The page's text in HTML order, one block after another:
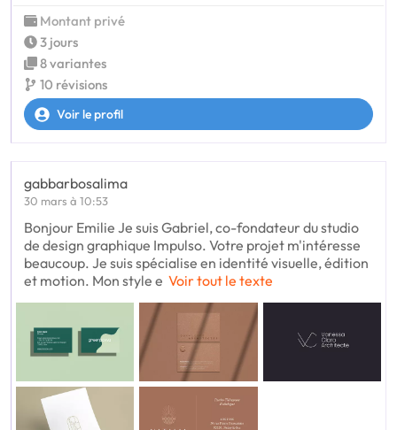
Montant privé
3 jours
8 variantes
10 révisions
Voir le profil
gabbarbosalima
30 mars à 10:53
Bonjour Emilie Je suis Gabriel, co-fondateur du studio
de design graphique Impulso. Votre projet m'intéresse
beaucoup. Je suis spécialise en identité visuelle, édition
et motion. Mon style e Voir tout le texte